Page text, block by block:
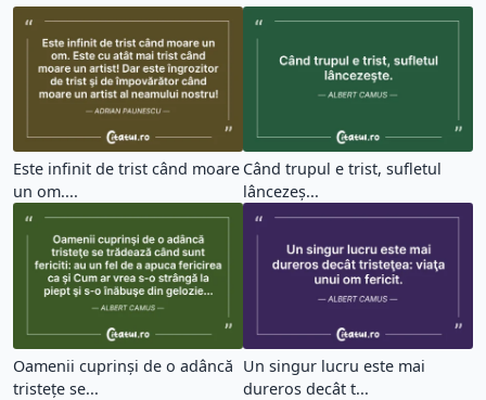
Este infinit de trist când moare
un om....
Când trupul e trist, sufletul
lâncezeş...
Oamenii cuprinşi de o adâncă
tristeţe se...
Un singur lucru este mai
dureros decât t...